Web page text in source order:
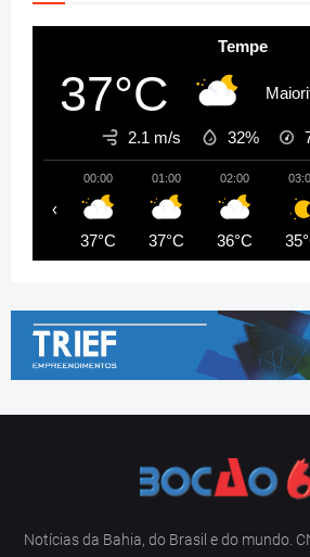
Tempe
37°C
2.1 m/s 32%
00:00
37°C
01:00
37°C
02:00
36°C
‹
Notícias da Bahia, do Brasil e do mundo.